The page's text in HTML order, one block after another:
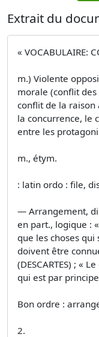
Extrait du
« VOCABULAIRE:
m.) Violente
morale (conflit
conflit de la raison
la concurrence, le
entre les
m., étym.
: latin ordo : file,
— Arrangement,
en part., logique :
que les choses
doivent être
(DESCARTES) ; «
qui est par
Bon ordre :
2.